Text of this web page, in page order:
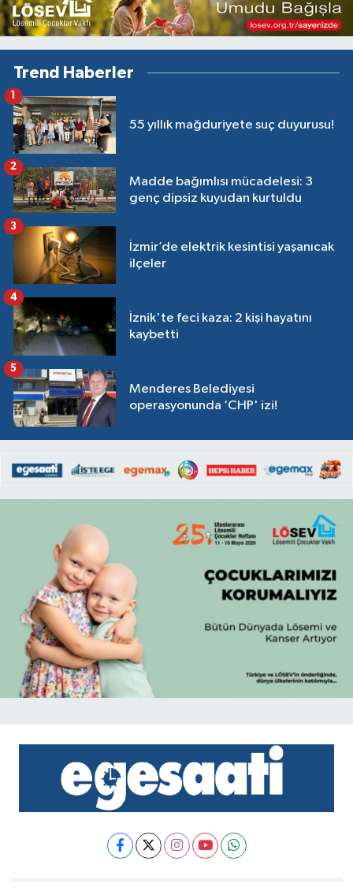
Trend Haberler
55 yıllık mağduriyete suç duyurusu!
1
Madde bağımlısı mücadelesi: 3
genç dipsiz kuyudan kurtuldu
2
İzmir’de elektrik kesintisi yaşanıcak
ilçeler
3
İznik'te feci kaza: 2 kişi hayatını
kaybetti
4
Menderes Belediyesi
operasyonunda ‘CHP' izi!
5